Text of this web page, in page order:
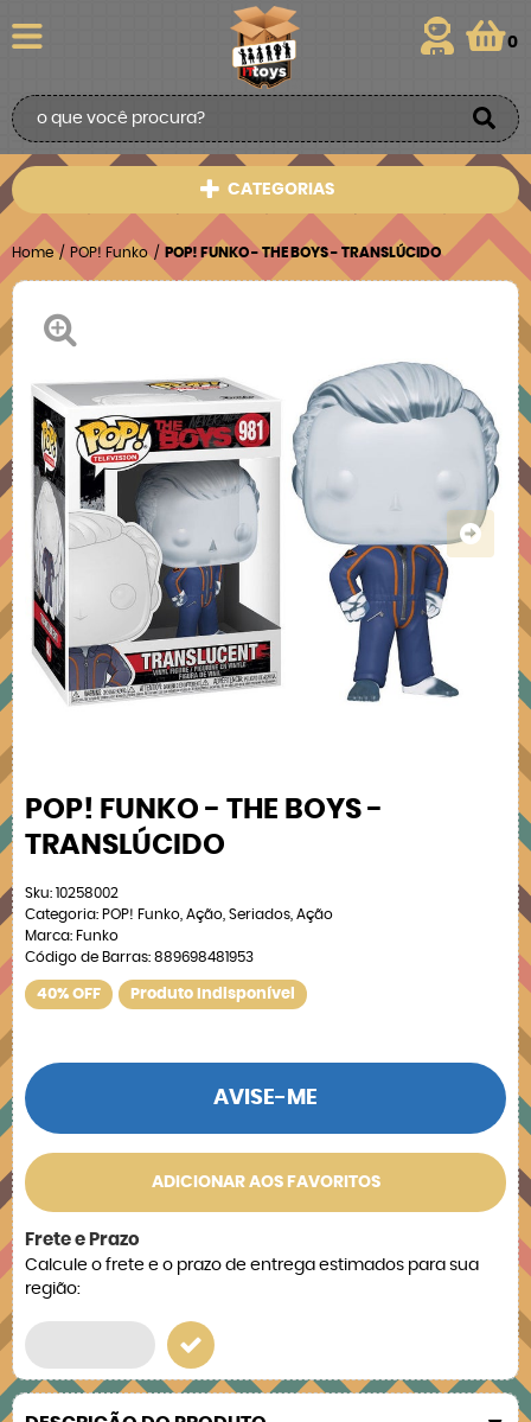
0
CATEGORIAS
Home POP! Funko POP! FUNKO - THE BOYS - TRANSLÚCIDO
POP! FUNKO - THE BOYS -
TRANSLÚCIDO
Sku: 10258002
Categoria: POP! Funko Ação Seriados Ação
Marca: Funko
Código de Barras: 889698481953
40% OFF Produto Indisponível
AVISE-ME
ADICIONAR AOS FAVORITOS
Frete e Prazo
Calcule o frete e o prazo de entrega estimados para sua
região: